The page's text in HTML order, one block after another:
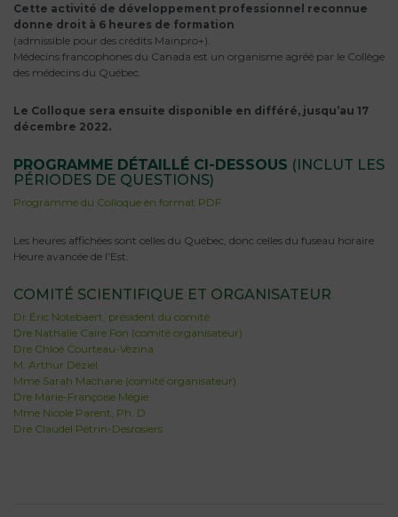
Cette activité de développement professionnel reconnue
donne droit à 6 heures de formation
(admissible pour des crédits Mainpro+).
Médecins francophones du Canada est un organisme agréé par le Collège
des médecins du Québec.
Le Colloque sera ensuite disponible en différé, jusqu’au 17
décembre 2022.
PROGRAMME DÉTAILLÉ CI-DESSOUS (INCLUT LES
PÉRIODES DE QUESTIONS)
Programme du Colloque en format PDF
Les heures affichées sont celles du Québec, donc celles du fuseau horaire
Heure avancée de l’Est.
COMITÉ SCIENTIFIQUE ET ORGANISATEUR
Dr Éric Notebaert, président du comité
Dre Nathalie Caire Fon (comité organisateur)
Dre Chloé Courteau-Vézina
M. Arthur Déziel
Mme Sarah Machane (comité organisateur)
Dre Marie-Françoise Mégie
Mme Nicole Parent, Ph. D.
Dre Claudel Pétrin-Desrosiers